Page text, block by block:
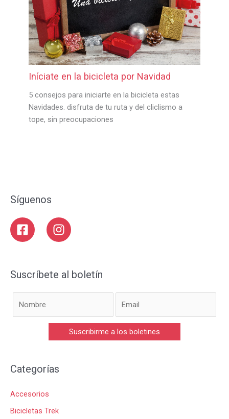
Iníciate en la bicicleta por Navidad
5 consejos para iniciarte en la bicicleta estas
Navidades. disfruta de tu ruta y del cliclismo a
tope, sin preocupaciones
Síguenos
Suscríbete al boletín
Categorías
Accesorios
Bicicletas Trek